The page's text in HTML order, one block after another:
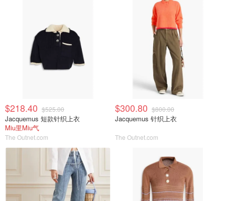
$218.40 $525.00
Jacquemus 短款针织上衣
Miu里Miu气
The Outnet.com
$300.80 $800.00
Jacquemus 针织上衣
The Outnet.com